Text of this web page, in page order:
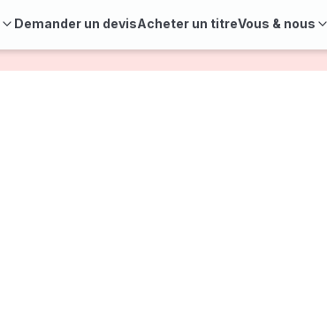
Demander un devisAcheter un titreVous & nous